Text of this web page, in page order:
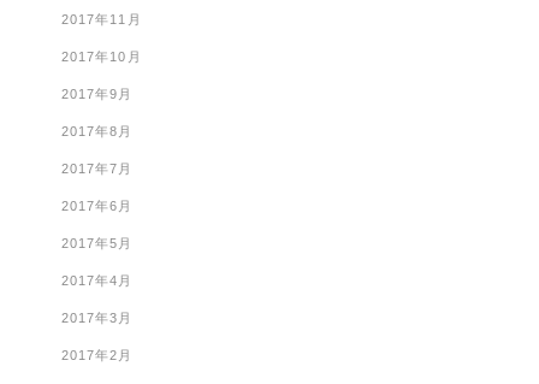
2017年11月
2017年10月
2017年9月
2017年8月
2017年7月
2017年6月
2017年5月
2017年4月
2017年3月
2017年2月